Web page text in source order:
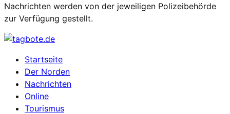
Nachrichten werden von der jeweiligen Polizeibehörde
zur Verfügung gestellt.
Startseite
Der Norden
Nachrichten
Online
Tourismus